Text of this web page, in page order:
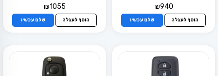
₪940
הוסף לעגלה שלם עכשיו
₪1055
הוסף לעגלה שלם עכשיו